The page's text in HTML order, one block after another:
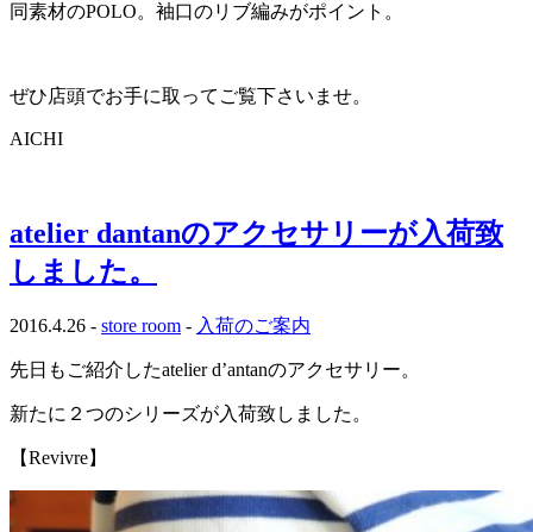
同素材のPOLO。袖口のリブ編みがポイント。
ぜひ店頭でお手に取ってご覧下さいませ。
AICHI
atelier dantanのアクセサリーが入荷致
しました。
2016.4.26 - store room - 入荷のご案内
先日もご紹介したatelier d’antanのアクセサリー。
新たに２つのシリーズが入荷致しました。
【Revivre】